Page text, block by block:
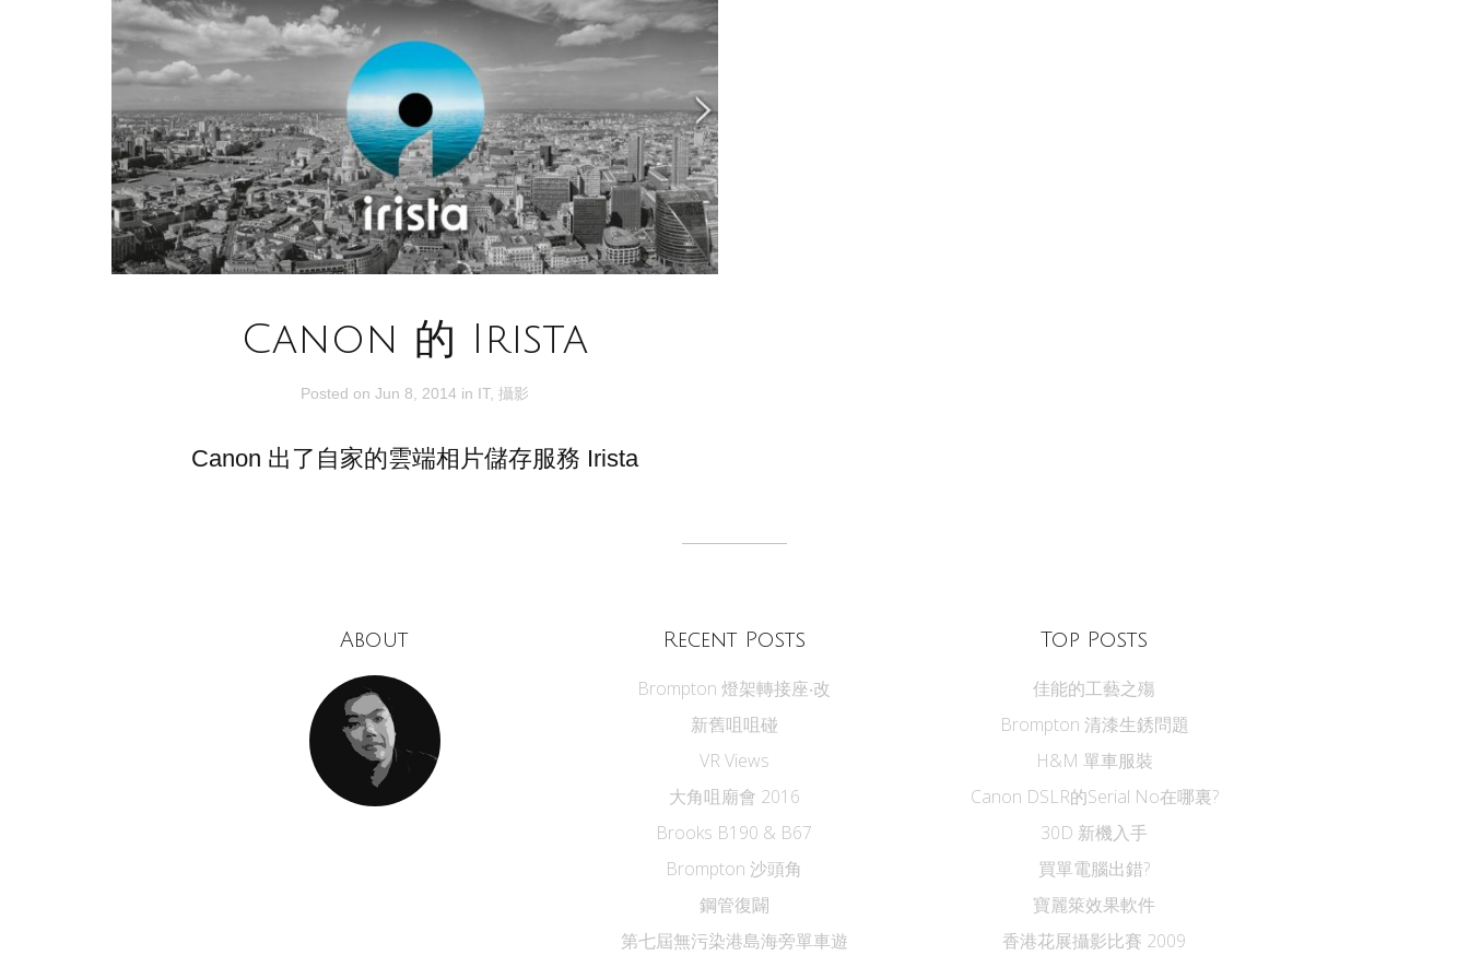
Canon 的 Irista
Posted on Jun 8, 2014 in IT, 攝影
Canon 出了自家的雲端相片儲存服務 Irista
About Recent Posts
Brompton 燈架轉接座‧改
新舊咀咀碰
VR Views
大角咀廟會 2016
Brooks B190 & B67
Brompton 沙頭角
鋼管復闢
第七屆無污染港島海旁單車遊
Top Posts
佳能的工藝之殤
Brompton 清漆生銹問題
H&M 單車服裝
Canon DSLR的Serial No在哪裏?
30D 新機入手
買單電腦出錯?
寶麗箂效果軟件
香港花展攝影比賽 2009